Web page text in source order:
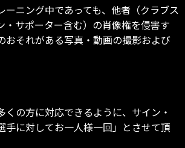
ーニング中であっても、他者（クラブス
・サポーター含む）の肖像権を侵害す
おそれがある写真・動画の撮影および
くの方に対応できるように、サイン・
手に対してお一人様一回」とさせて頂